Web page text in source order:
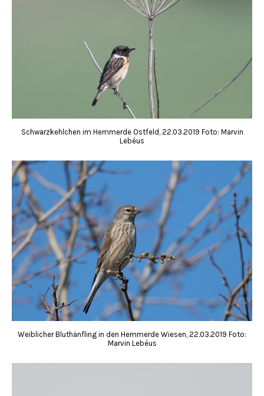
Schwarzkehlchen im Hemmerde Ostfeld, 22.03.2019 Foto: Marvin
Lebéus
Weiblicher Bluthänfling in den Hemmerde Wiesen, 22.03.2019 Foto:
Marvin Lebéus